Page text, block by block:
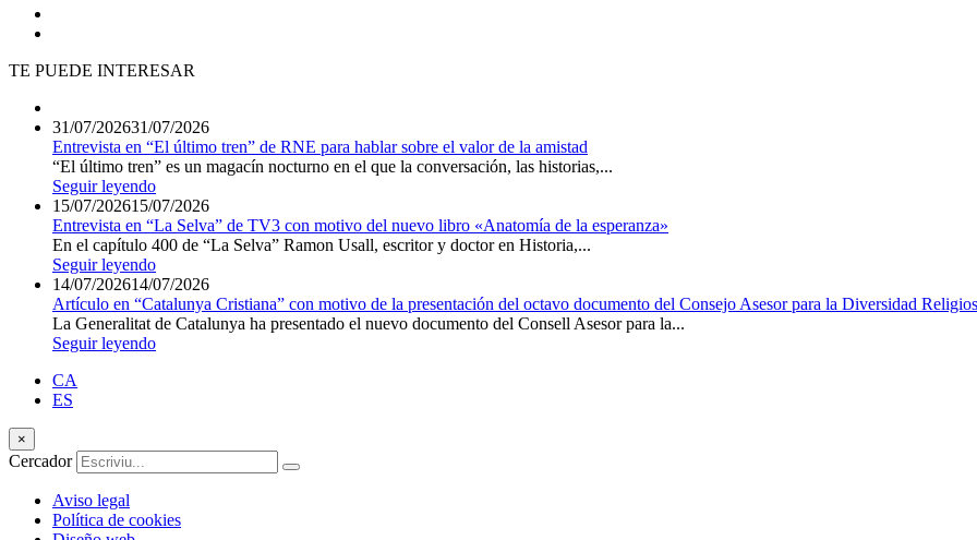
TE PUEDE INTERESAR
31/07/202631/07/2026
Entrevista en “El último tren” de RNE para hablar sobre el valor de la amistad
“El último tren” es un magacín nocturno en el que la conversación, las historias,...
Seguir leyendo
15/07/202615/07/2026
Entrevista en “La Selva” de TV3 con motivo del nuevo libro «Anatomía de la esperanza»
En el capítulo 400 de “La Selva” Ramon Usall, escritor y doctor en Historia,...
Seguir leyendo
14/07/202614/07/2026
Artículo en “Catalunya Cristiana” con motivo de la presentación del octavo documento del Consejo Asesor para la Diversidad
La Generalitat de Catalunya ha presentado el nuevo documento del Consell Asesor para la...
Seguir leyendo
CA
ES
×
Cercador
Aviso legal
Política de cookies